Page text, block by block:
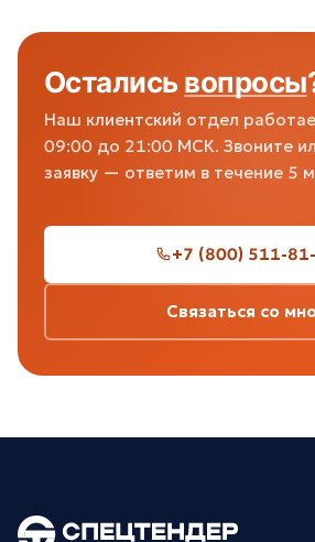
Осталисьвопросы
Наш клиентский отдел
09:00 до 21:00 МСК. Звоните
заявку — ответим в течение 5
+7 (800) 511-
Связаться со